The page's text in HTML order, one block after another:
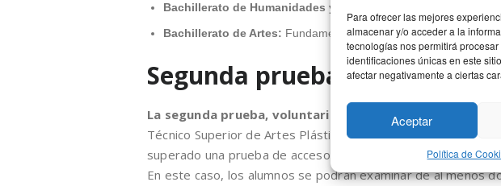
Para ofrecer las mejores
almacenar y/o acceder a la
tecnologías nos permitirá
identificaciones únicas en este
afectar negativamente a ciertas
Aceptar
Política de
Bachillerato de Humanidades y Ciencias Sociales:
Bachillerato de Artes: Fundamentos de Arte II
Segunda prueba:
La segunda prueba, voluntaria
, está abierta también a
Técnico Superior de Artes Plásticas y Diseño o Técnico
superado una prueba de acceso a la Universidad pero que
En este caso, los alumnos se podrán examinar de al menos